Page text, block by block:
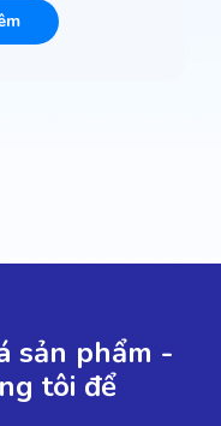
sản phẩm -
tôi để